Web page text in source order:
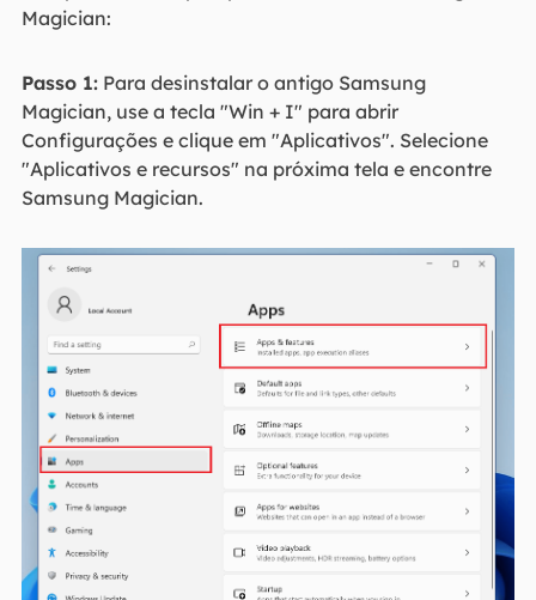
Magician:
Passo 1:Para desinstalar o antigo Samsung
Magician, use a tecla "Win + I" para abrir
Configurações e clique em "Aplicativos". Selecione
"Aplicativos e recursos" na próxima tela e encontre
Samsung Magician.